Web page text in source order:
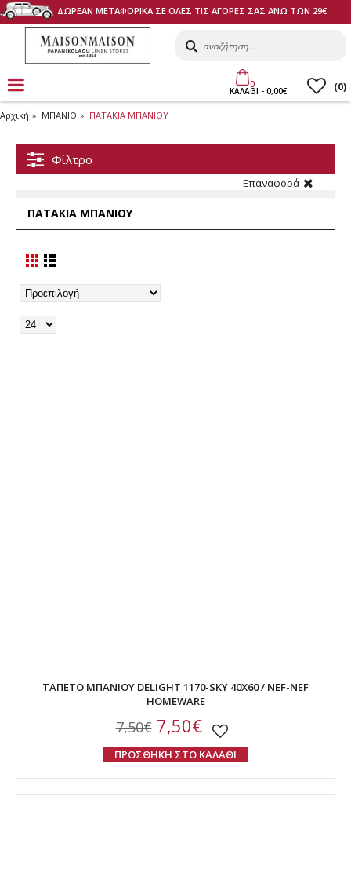
ΔΩΡΕΑΝ ΜΕΤΑΦΟΡΙΚΑ ΣΕ ΟΛΕΣ ΤΙΣ ΑΓΟΡΕΣ ΣΑΣ ΑΝΩ ΤΩΝ 29€
0
ΚΑΛΑΘI - 0,00€ (0)
Αρχική ΜΠΑΝΙΟ ΠΑΤΑΚΙΑ ΜΠΑΝΙΟΥ
Φίλτρο
Επαναφορά
ΠΑΤΑΚΙΑ ΜΠΑΝΙΟΥ
ΤΑΠΕΤΟ ΜΠΑΝΙΟΥ DELIGHT 1170-SKY 40X60 / NEF-NEF
HOMEWARE
7,50€7,50€
ΠΡΟΣΘΗΚΗ ΣΤΟ ΚΑΛΑΘΙ